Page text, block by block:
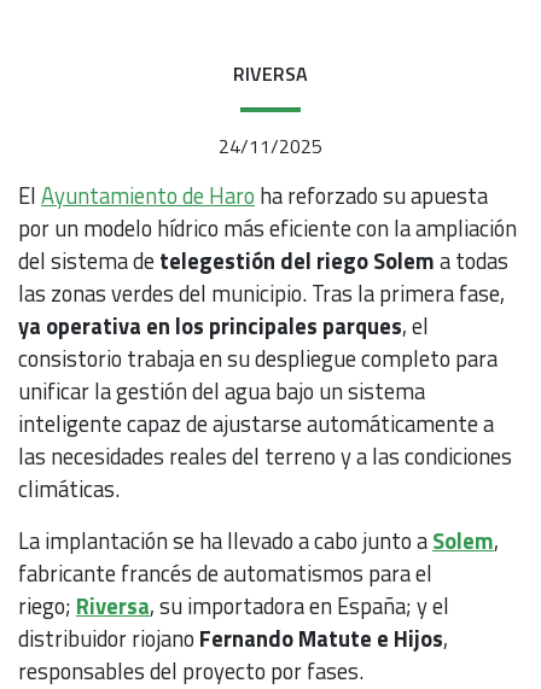
RIVERSA
24/11/2025
ElAyuntamiento de Haro ha reforzado su apuesta
por un modelo hídrico más eficiente con la ampliación
del sistema detelegestión del riego Solema todas
las zonas verdes del municipio. Tras la primera fase,
ya operativa en los principales parques, el
consistorio trabaja en su despliegue completo para
unificar la gestión del agua bajo un sistema
inteligente capaz de ajustarse automáticamente a
las necesidades reales del terreno y a las condiciones
climáticas.
La implantación se ha llevado a cabo junto aSolem,
fabricante francés de automatismos para el
riego; Riversa, su importadora en España; y el
distribuidor riojano Fernando Matute e Hijos,
responsables del proyecto por fases.